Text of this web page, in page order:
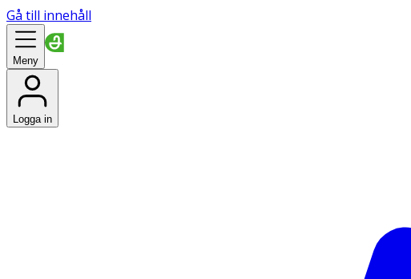
Gå till innehåll
Meny
Logga in